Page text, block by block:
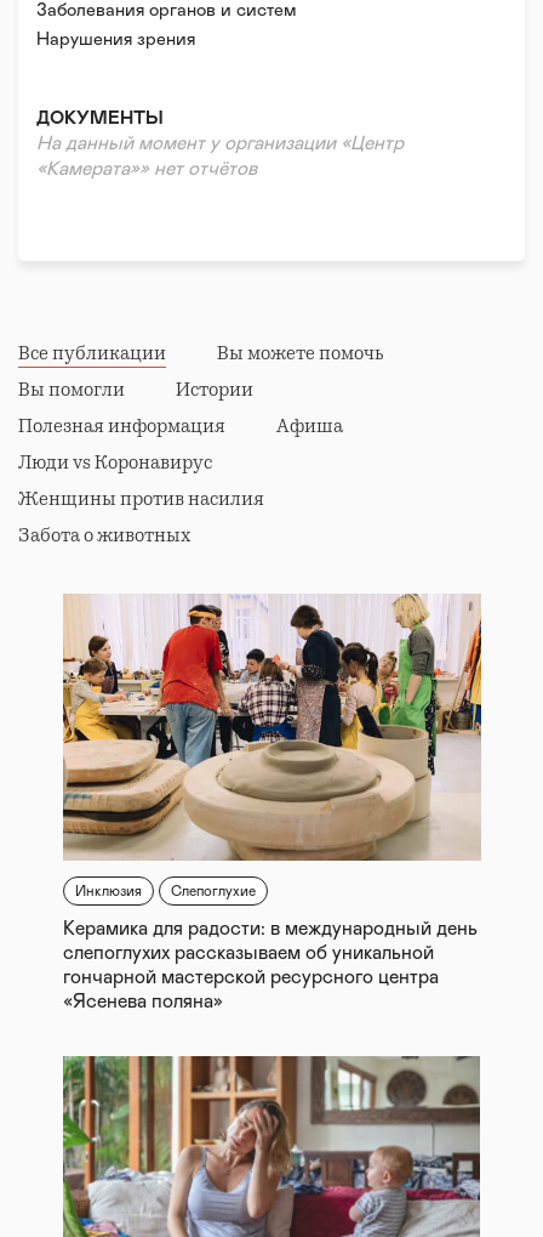
Реабилитация и адаптация
Заболевания органов и систем
Нарушения зрения
ДОКУМЕНТЫ
На данный момент у организации «Центр
«Камерата»» нет отчётов
Все публикации
Вы можете помочь
Вы помогли
Истории
Полезная информация
Афиша
Люди vs Коронавирус
Женщины против насилия
Забота о животных
Инклюзия Слепоглухие
Керамика для радости: в международный день
слепоглухих рассказываем об уникальной
гончарной мастерской ресурсного центра
«Ясенева поляна»